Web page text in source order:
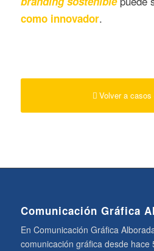
como innovador.
Volver a
Comunicación Gráfica
En Comunicación Gráfica
comunicación gráfica desde hace